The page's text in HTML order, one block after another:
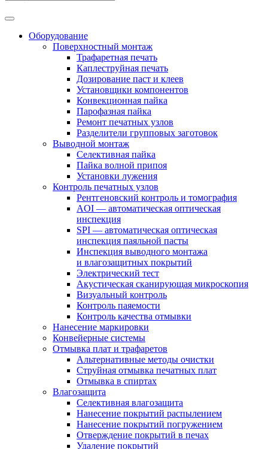
Оборудование
Поверхностный монтаж
Трафаретная печать
Каплеструйная печать
Дозирование паст и клеев
Установщики компонентов
Конвекционная пайка
Парофазная пайка
Ремонт печатных узлов
Разделители групповых заготовок
Выводной монтаж
Селективная пайка
Пайка волной припоя
Установки лужения
Контроль печатных узлов
Рентгеновский контроль и томография
AOI — автоматическая оптическая
инспекция
SPI — автоматическая оптическая
инспекция паяльной пасты
Инспекция выводного монтажа
и влагозащитных покрытий
Электрический тест
Акустическая сканирующая микроскопия
Визуальный контроль
Контроль паяемости
Контроль качества отмывки
Нанесение маркировки
Конвейерные системы
Отмывка плат и трафаретов
Альтернативные методы очистки
Струйная отмывка печатных плат
Отмывка в спиртах
Влагозащита
Селективная влагозащита
Нанесение покрытий распылением
Нанесение покрытий погружением
Отверждение покрытий в печах
Удаление покрытий